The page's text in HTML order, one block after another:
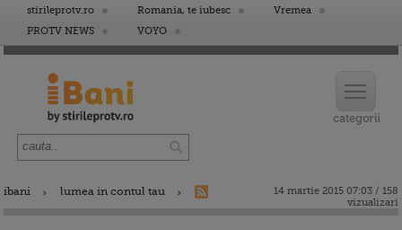
stirileprotv.ro Romania, te iubesc
Vremea
PROTV NEWS
VOYO
ibani lumea in contul tau
14 martie 2015 07:03 / 158
vizualizari